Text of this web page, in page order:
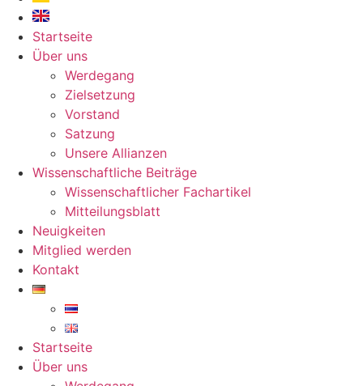
Startseite
Über uns
Werdegang
Zielsetzung
Vorstand
Satzung
Unsere Allianzen
Wissenschaftliche Beiträge
Wissenschaftlicher Fachartikel
Mitteilungsblatt
Neuigkeiten
Mitglied werden
Kontakt
Startseite
Über uns